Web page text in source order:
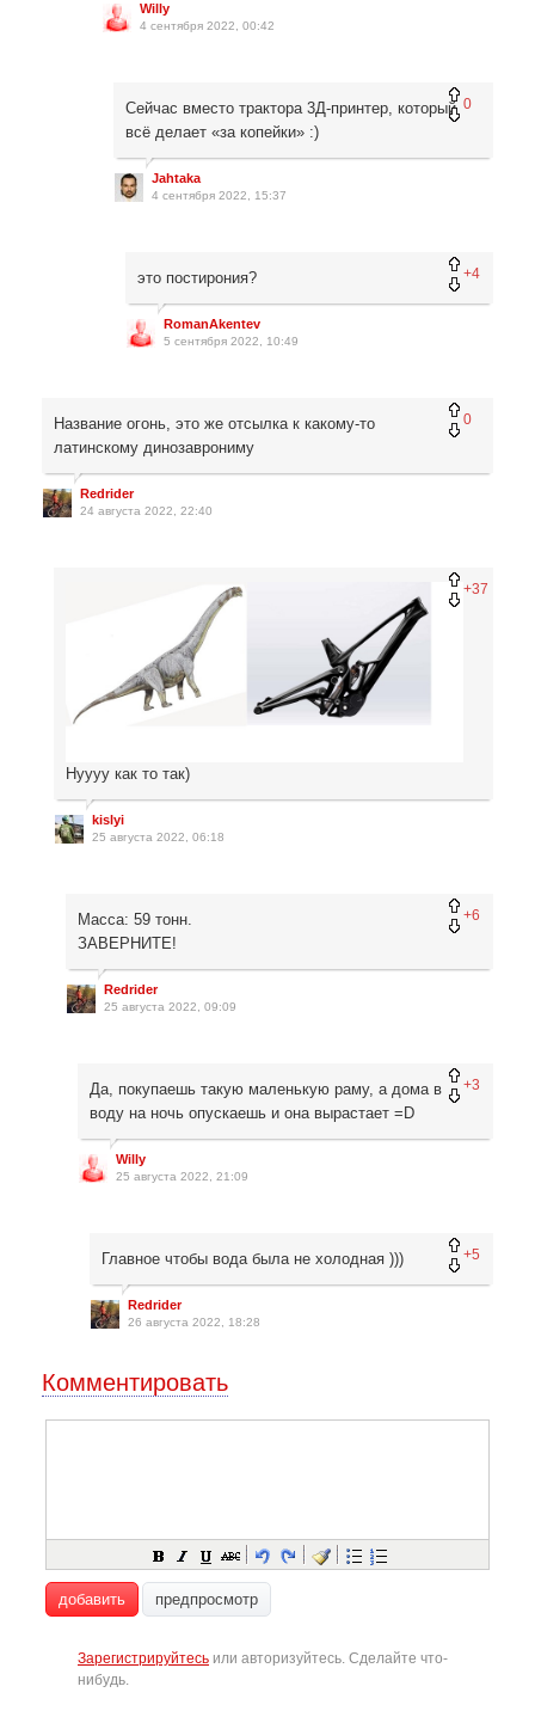
Willy
4 сентября 2022, 00:42
0
Сейчас вместо трактора 3Д-принтер, который
всё делает «за копейки» :)
Jahtaka
4 сентября 2022, 15:37
+4
это постирония?
RomanAkentev
5 сентября 2022, 10:49
0
Название огонь, это же отсылка к какому-то
латинскому динозаврониму
Redrider
24 августа 2022, 22:40
+37
Нуууу как то так)
kislyi
25 августа 2022, 06:18
+6
Масса: 59 тонн.
ЗАВЕРНИТЕ!
Redrider
25 августа 2022, 09:09
+3
Да, покупаешь такую маленькую раму, а дома в
воду на ночь опускаешь и она вырастает =D
Willy
25 августа 2022, 21:09
+5
Главное чтобы вода была не холодная )))
Redrider
26 августа 2022, 18:28
Комментировать
добавить предпросмотр
Зарегистрируйтесь или авторизуйтесь. Сделайте что-
нибудь.